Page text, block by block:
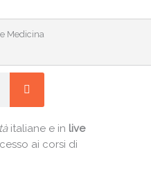
Medicina
italiane e in live
ai corsi di